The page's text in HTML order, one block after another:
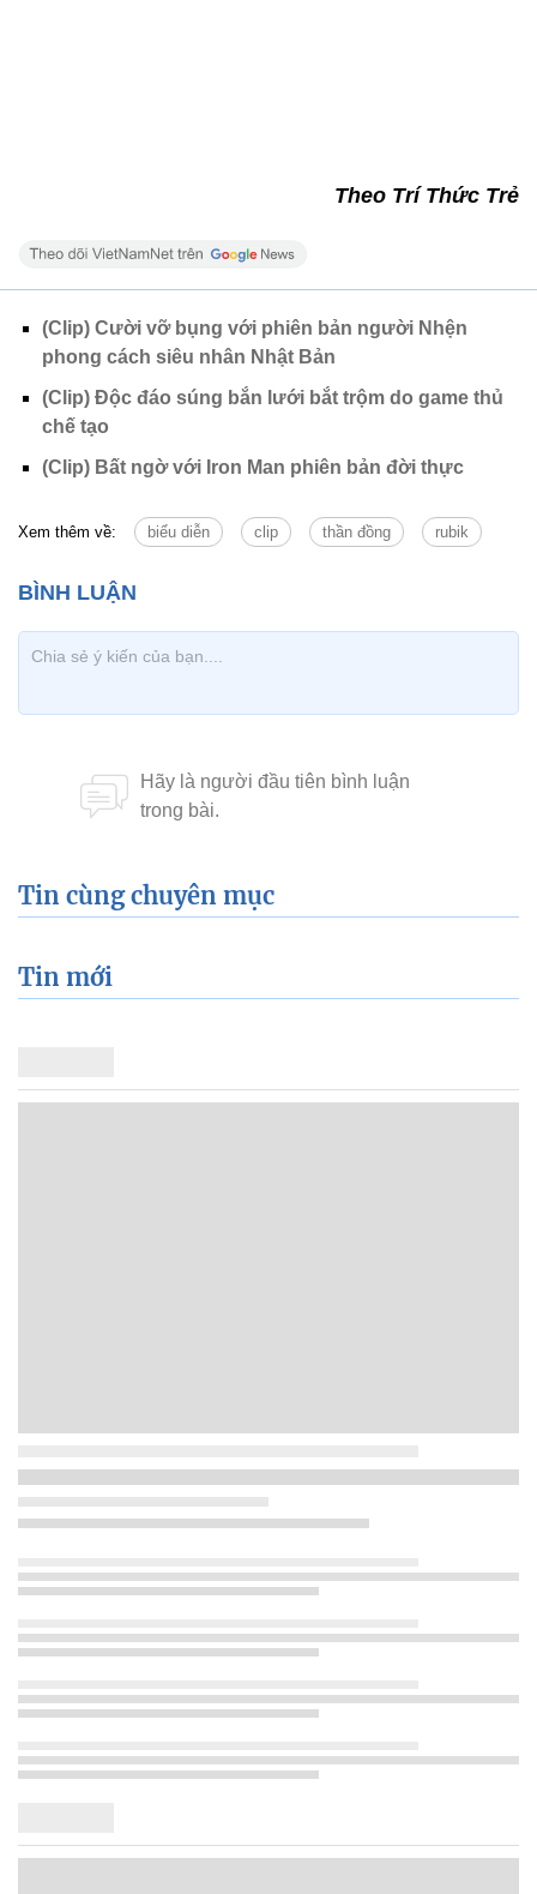
Theo Trí Thức Trẻ
(Clip) Cười vỡ bụng với phiên bản người Nhện
phong cách siêu nhân Nhật Bản
(Clip) Độc đáo súng bắn lưới bắt trộm do game thủ
chế tạo
(Clip) Bất ngờ với Iron Man phiên bản đời thực
Xem thêm về: biểu diễn clip thần đồng rubik
Tin cùng chuyên mục
Tin mới